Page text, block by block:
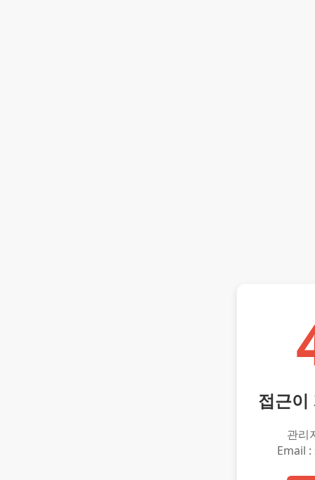
접근이
관리
Email